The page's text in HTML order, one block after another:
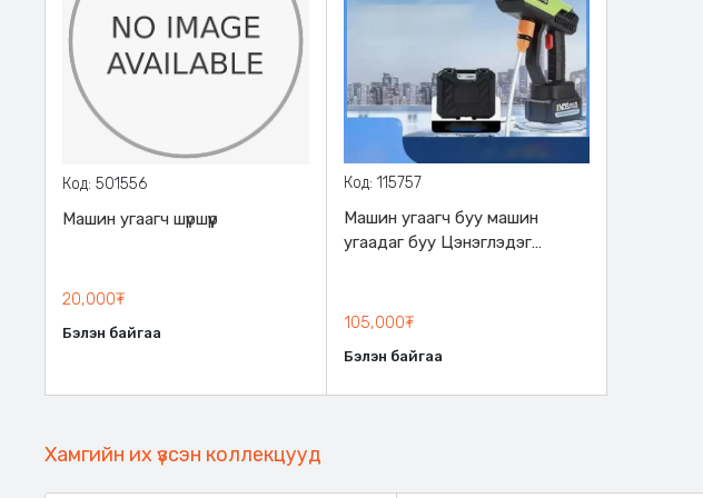
Код: 501556
Машин угаагч шүршүүр
20,000₮
Бэлэн байгаа
Код: 115757
Машин угаагч буу машин
угаадаг буу Цэнэглэдэг
шүршдэг
105,000₮
Бэлэн байгаа
Хамгийн их үзсэн коллекцууд